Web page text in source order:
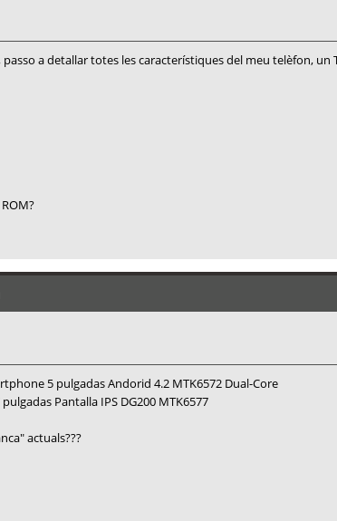
passo a detallar totes les característiques del meu telèfon,
5 pulgadas Andorid 4.2 MTK6572 Dual-Core
Pantalla IPS DG200 MTK6577
actuals???